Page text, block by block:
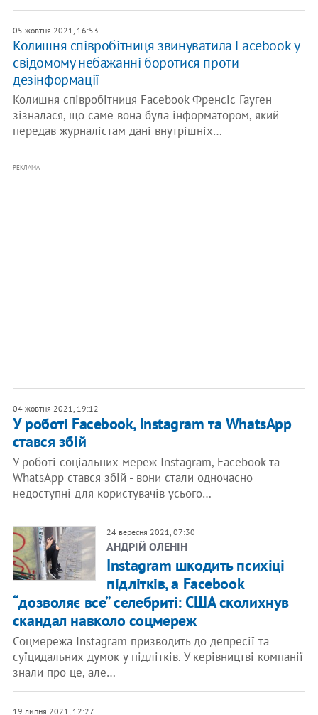
05 жовтня 2021, 16:53
Колишня співробітниця звинуватила Facebook у
свідомому небажанні боротися проти
дезінформації
Колишня співробітниця Facebook Френсіс Гауген
зізналася, що саме вона була інформатором, який
передав журналістам дані внутрішніх…
РЕКЛАМА
04 жовтня 2021, 19:12
У роботі Facebook, Instagram та WhatsApp
стався збій
У роботі соціальних мереж Instagram, Facebook та
WhatsApp стався збій - вони стали одночасно
недоступні для користувачів усього…
24 вересня 2021, 07:30
АНДРІЙ ОЛЕНІН
Instagram шкодить психіці
підлітків, а Facebook
“дозволяє все” селебриті: США сколихнув
скандал навколо соцмереж
Соцмережа Instagram призводить до депресії та
суїцидальних думок у підлітків. У керівництві компанії
знали про це, але…
19 липня 2021, 12:27